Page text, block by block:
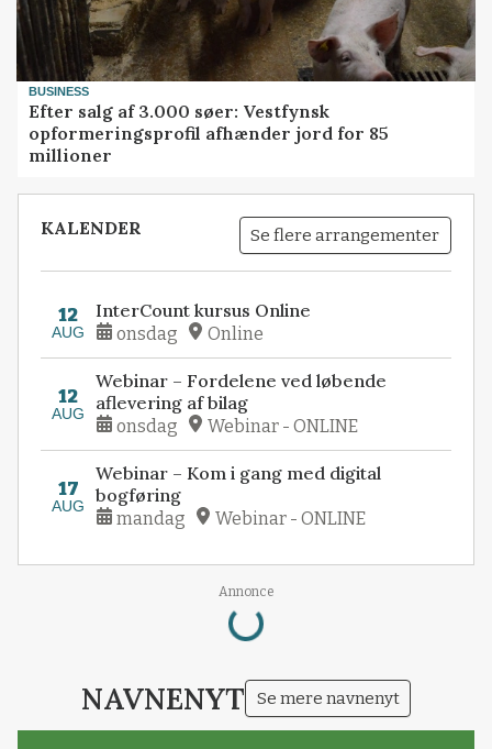
BUSINESS
Efter salg af 3.000 søer: Vestfynsk
opformeringsprofil afhænder jord for 85
millioner
KALENDER Se flere arrangementer
12
AUG
InterCount kursus Online
onsdag Online
12
AUG
Webinar – Fordelene ved løbende
aflevering af bilag
onsdag Webinar - ONLINE
17
AUG
Webinar – Kom i gang med digital
bogføring
mandag Webinar - ONLINE
Annonce
Loading...
NAVNENYT Se mere navnenyt